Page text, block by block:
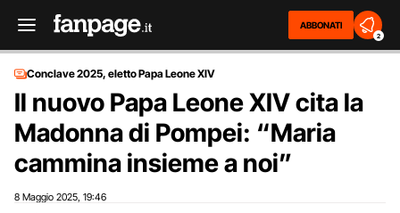
ABBONATI
2
Conclave 2025, eletto Papa Leone XIV
Il nuovo Papa Leone XIV cita la
Madonna di Pompei: “Maria
cammina insieme a noi”
8 Maggio 2025 19:46